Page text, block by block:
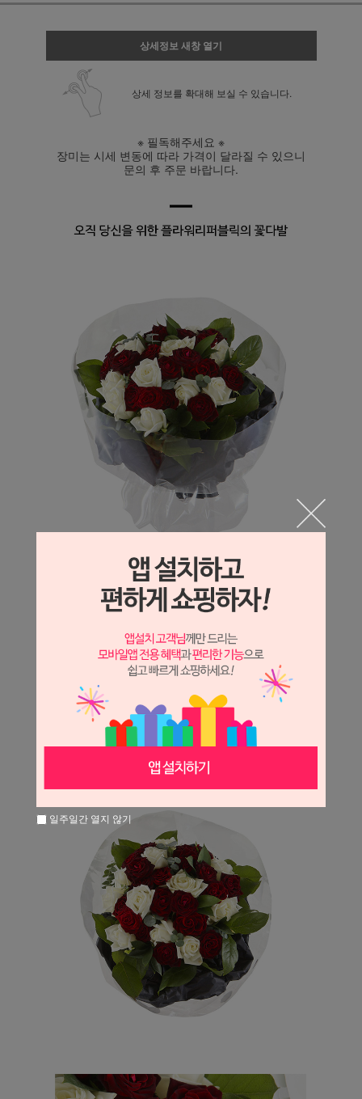
상세정보 새창 열기
상세 정보를 확대해 보실 수 있습니다.
※ 필독해주세요 ※
장미는 시세 변동에 따라 가격이 달라질 수 있으니
문의 후 주문 바랍니다.
일주일간 열지 않기